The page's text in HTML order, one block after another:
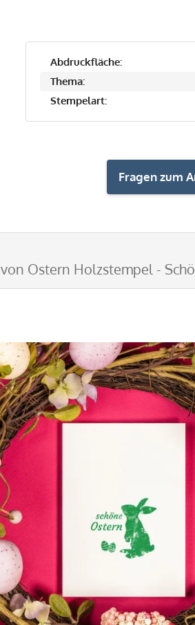
Abdruckfläche:
Thema:
Stempelart:
Fragen zum
von Ostern Holzstempel -